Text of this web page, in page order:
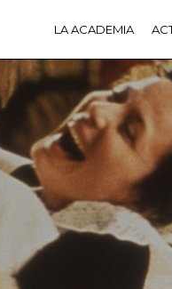
LA ACADEMIA
LA